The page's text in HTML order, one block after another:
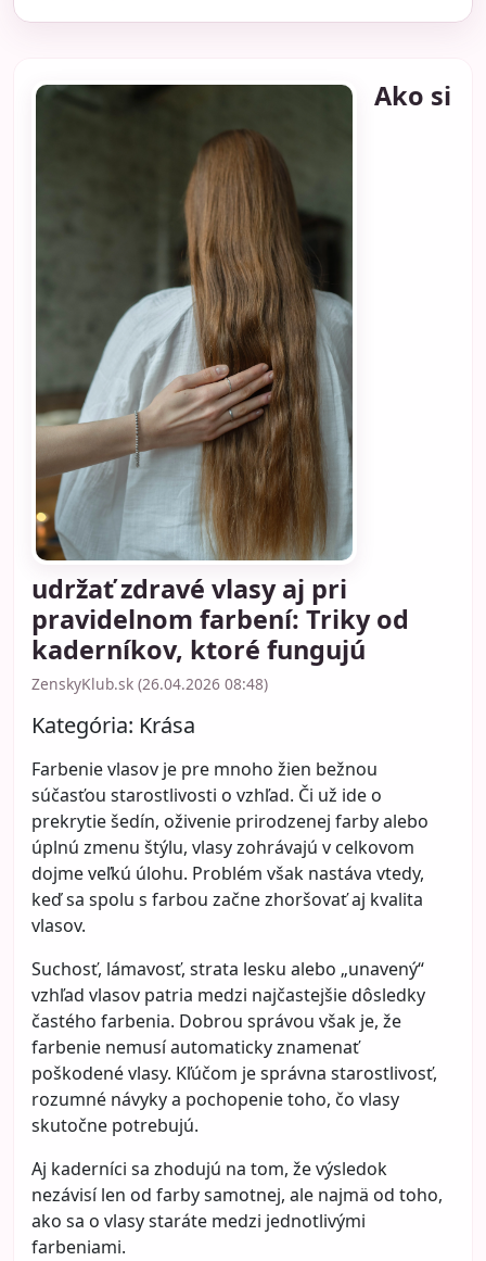
Ako si
udržať zdravé vlasy aj pri
pravidelnom farbení: Triky od
kaderníkov, ktoré fungujú
ZenskyKlub.sk (26.04.2026 08:48)
Kategória: Krása
Farbenie vlasov je pre mnoho žien bežnou
súčasťou starostlivosti o vzhľad. Či už ide o
prekrytie šedín, oživenie prirodzenej farby alebo
úplnú zmenu štýlu, vlasy zohrávajú v celkovom
dojme veľkú úlohu. Problém však nastáva vtedy,
keď sa spolu s farbou začne zhoršovať aj kvalita
vlasov.
Suchosť, lámavosť, strata lesku alebo „unavený“
vzhľad vlasov patria medzi najčastejšie dôsledky
častého farbenia. Dobrou správou však je, že
farbenie nemusí automaticky znamenať
poškodené vlasy. Kľúčom je správna starostlivosť,
rozumné návyky a pochopenie toho, čo vlasy
skutočne potrebujú.
Aj kaderníci sa zhodujú na tom, že výsledok
nezávisí len od farby samotnej, ale najmä od toho,
ako sa o vlasy staráte medzi jednotlivými
farbeniami.